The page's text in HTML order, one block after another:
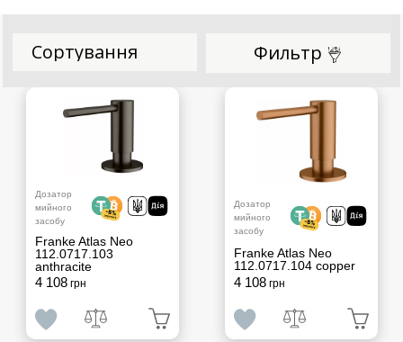
Фильтр
Дозатор
мийного
засобу
Franke Atlas Neo
112.0717.103
anthracite
4 108грн
Дозатор
мийного
засобу
Franke Atlas Neo
112.0717.104 copper
4 108грн